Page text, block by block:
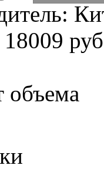
18009
объема